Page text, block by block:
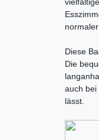
Diese
Die
auch bei
lässt.